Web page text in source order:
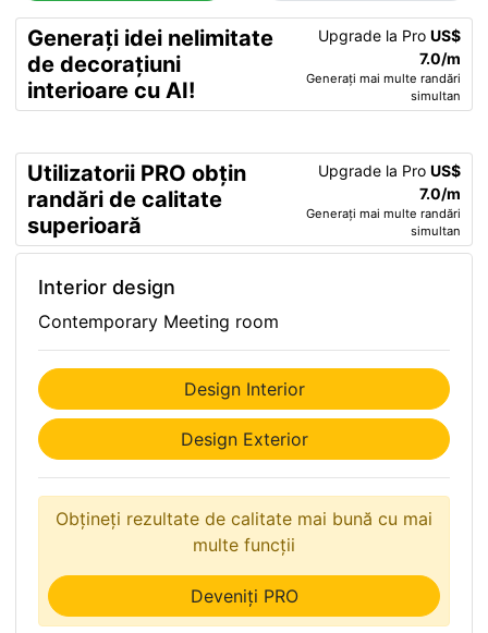
Generați idei nelimitate
de decorațiuni
interioare cu AI!
Upgrade la Pro US$
7.0/m
Generați mai multe randări
simultan
Utilizatorii PRO obțin
randări de calitate
superioară
Upgrade la Pro US$
7.0/m
Generați mai multe randări
simultan
Interior design
Contemporary Meeting room
Design Interior
Design Exterior
Obțineți rezultate de calitate mai bună cu mai
multe funcții
Deveniți PRO